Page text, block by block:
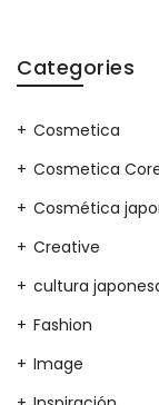
Categories
Cosmetica
Cosmetica
Cosmética
Creative
cultura
Fashion
Image